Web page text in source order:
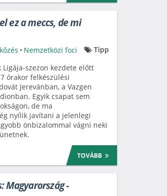
ez a meccs, de mi
• Nemzetközi foci
Tipp
szezon kezdete előtt
órakor felkészülési
Jerevánban, a Vazgen
Egyik csapat sem
de ma
nyílik javítani a jelenlegi
önbizalommal vágni neki
TOVÁBB
Magyarország -